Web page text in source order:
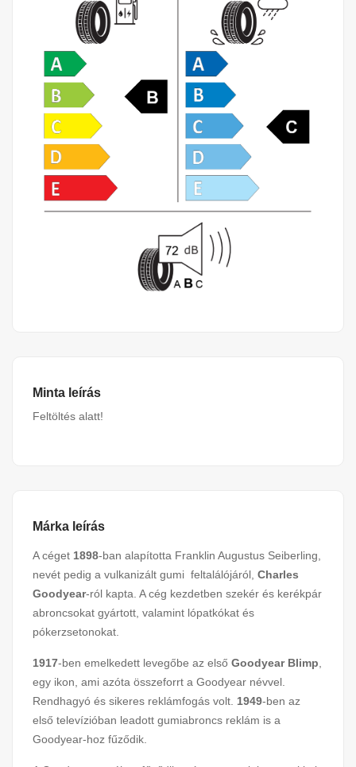
Minta leírás
Feltöltés alatt!
Márka leírás
A céget 1898-ban alapította Franklin Augustus Seiberling,
nevét pedig a vulkanizált gumi feltalálójáról, Charles
Goodyear-ról kapta. A cég kezdetben szekér és kerékpár
abroncsokat gyártott, valamint lópatkókat és
pókerzsetonokat.
1917-ben emelkedett levegőbe az első Goodyear Blimp
egy ikon, ami azóta összeforrt a Goodyear névvel.
Rendhagyó és sikeres reklámfogás volt. 1949-ben az
első televízióban leadott gumiabroncs reklám is a
Goodyear-hoz fűződik.